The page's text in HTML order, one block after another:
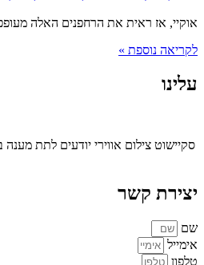
אוקיי, אז ראית את הרחפנים האלה
לקריאה נוספת »
עלינו
סקיישוט צילום אווירי יודעים לתת
יצירת קשר
שם
אימייל
טלפון